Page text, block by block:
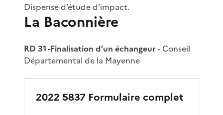
Dispense d’étude d’impact.
La Baconnière
RD 31 -Finalisation d’un échangeur - Conseil
Départemental de la Mayenne
2022 5837 Formulaire complet